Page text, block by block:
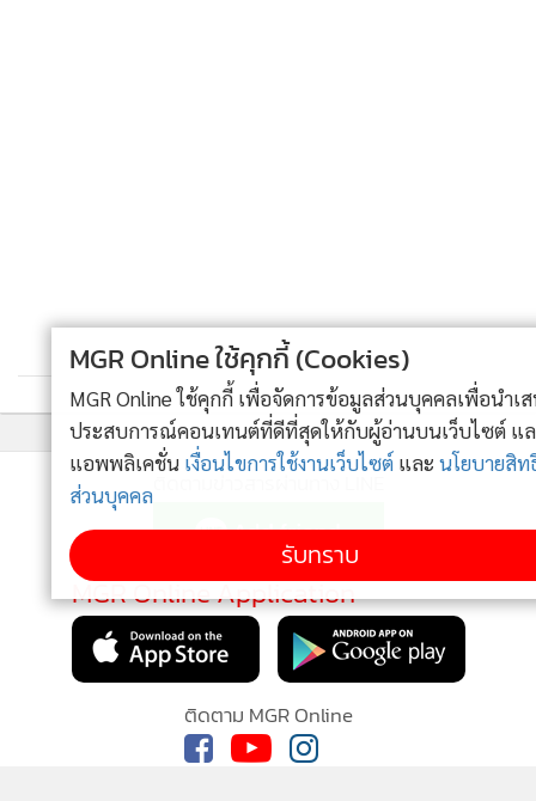
MGR Online Application
ติดตาม MGR Online
MGR Online ใช้คุกกี้ (Cookies)
MGR Online ใช้คุกกี้ เพื่อจัดการข้อมูลส่วนบุคคลเพื่อนำเสนอ
ประสบการณ์คอนเทนต์ที่ดีที่สุดให้กับผู้อ่านบนเว็บไซต์ และ
แอพพลิเคชั่นเงื่อนไขการใช้งานเว็บไซต์และนโยบายสิทธิ
ส่วนบุคคล
รับทราบ